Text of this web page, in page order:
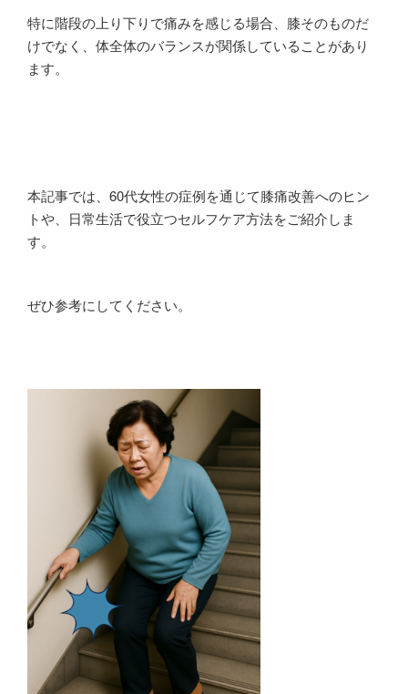
特に階段の上り下りで痛みを感じる場合、膝そのものだ
けでなく、体全体のバランスが関係していることがあり
ます。
本記事では、60代女性の症例を通じて膝痛改善へのヒン
トや、日常生活で役立つセルフケア方法をご紹介しま
す。
ぜひ参考にしてください。